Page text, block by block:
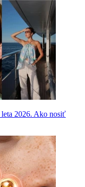
2026. Ako nosiť